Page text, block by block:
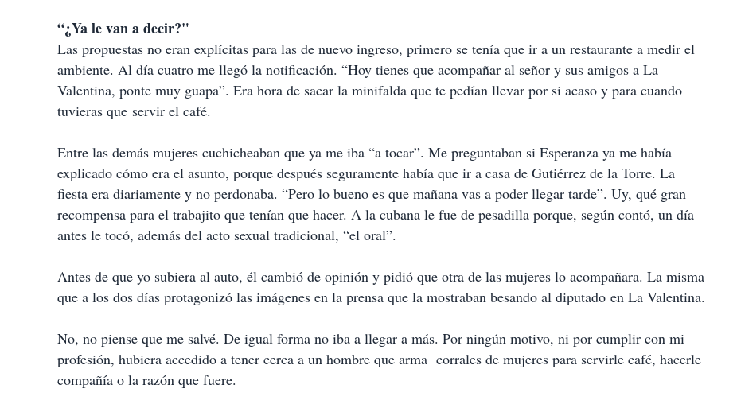
“¿Ya le van a decir?"
Las propuestas no eran explícitas para las de nuevo ingreso, primero se tenía que ir a un restaurante a medir el
ambiente. Al día cuatro me llegó la notificación. “Hoy tienes que acompañar al señor y sus amigos a La
Valentina, ponte muy guapa”. Era hora de sacar la minifalda que te pedían llevar por si acaso y para cuando
tuvieras que servir el café.
Entre las demás mujeres cuchicheaban que ya me iba “a tocar”. Me preguntaban si Esperanza ya me había
explicado cómo era el asunto, porque después seguramente había que ir a casa de Gutiérrez de la Torre. La
fiesta era diariamente y no perdonaba. “Pero lo bueno es que mañana vas a poder llegar tarde”. Uy, qué gran
recompensa para el trabajito que tenían que hacer. A la cubana le fue de pesadilla porque, según contó, un día
antes le tocó, además del acto sexual tradicional, “el oral”.
Antes de que yo subiera al auto, él cambió de opinión y pidió que otra de las mujeres lo acompañara. La misma
que a los dos días protagonizó las imágenes en la prensa que la mostraban besando al diputado en La Valentina.
No, no piense que me salvé. De igual forma no iba a llegar a más. Por ningún motivo, ni por cumplir con mi
profesión, hubiera accedido a tener cerca a un hombre que arma corrales de mujeres para servirle café, hacerle
compañía o la razón que fuere.